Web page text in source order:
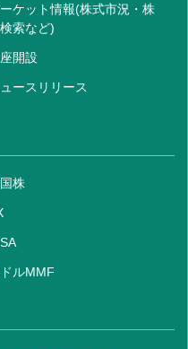
ケット情報(株式市況・株
索など)
開設
ースリリース
株
ルMMF